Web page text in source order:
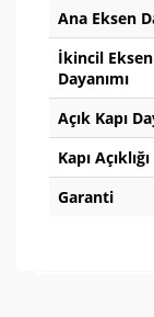
Ana Eksen
İkincil Eksen
Dayanımı
Açık Kapı
Kapı Açıklığı
Garanti